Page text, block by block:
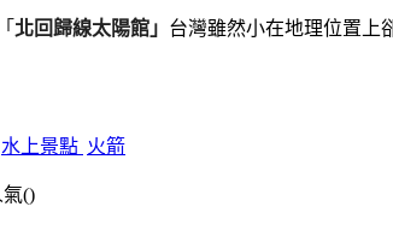
「 北回歸線太陽館」 台灣雖然小在地理位置上
水上景點 火箭
氣()